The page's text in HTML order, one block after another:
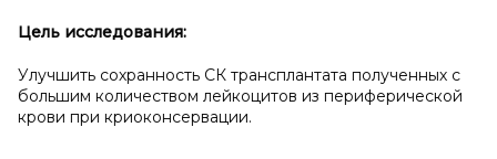
Цель исследования:
Улучшить сохранность СК трансплантата полученных с
большим количеством лейкоцитов из периферической
крови при криоконсервации.